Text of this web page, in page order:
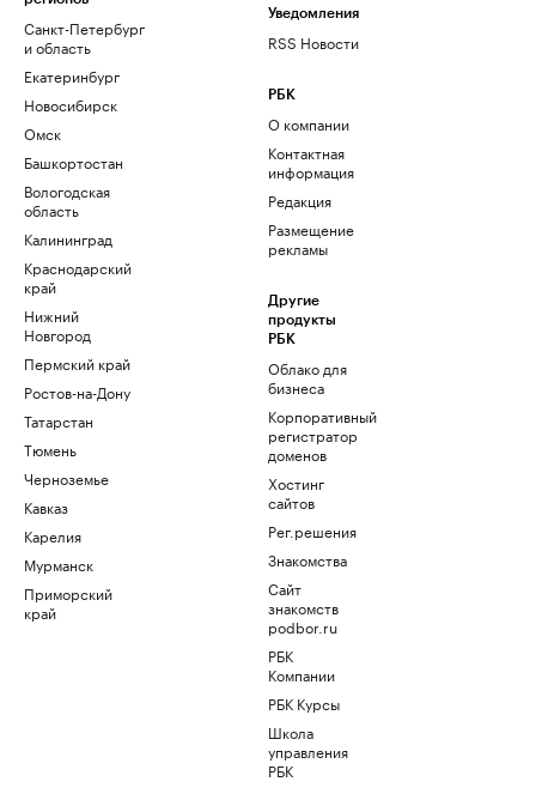
Санкт-Петербург
и область
Екатеринбург
Новосибирск
Омск
Башкортостан
Вологодская
область
Калининград
Краснодарский
край
Нижний
Новгород
Пермский край
Ростов-на-Дону
Татарстан
Тюмень
Черноземье
Кавказ
Карелия
Мурманск
Приморский
край
Уведомления
RSS Новости
РБК
О компании
Контактная
информация
Редакция
Размещение
рекламы
Другие
продукты
РБК
Облако для
бизнеса
Корпоративный
регистратор
доменов
Хостинг
сайтов
Рег.решения
Знакомства
Сайт
знакомств
podbor.ru
РБК
Компании
РБК Курсы
Школа
управления
РБК